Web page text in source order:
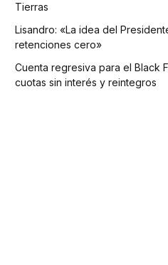
Tierras
Lisandro: «La idea del
retenciones cero»
Cuenta regresiva para el Black
cuotas sin interés y reintegros